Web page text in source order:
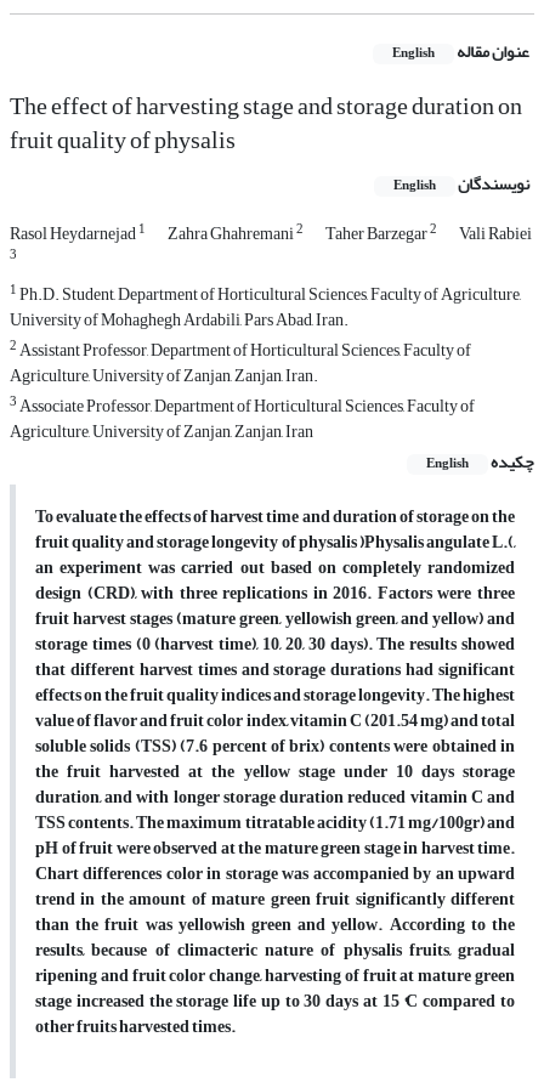
عنوان مقاله English
The effect of harvesting stage and storage duration on
fruit quality of physalis
نویسندگان English
Rasol Heydarnejad1 Zahra Ghahremani2 Taher Barzegar2 Vali Rabiei
3
1Ph.D. Student, Department of Horticultural Sciences, Faculty of Agriculture,
University of Mohaghegh Ardabili, Pars Abad, Iran.
2Assistant Professor, Department of Horticultural Sciences, Faculty of
Agriculture, University of Zanjan, Zanjan, Iran.
3Associate Professor, Department of Horticultural Sciences, Faculty of
Agriculture, University of Zanjan, Zanjan, Iran
چکیده
English
To evaluate the effects of harvest time and duration of storage on the
fruit quality and storage longevity of physalis )Physalis angulate L.(,
an experiment was carried out based on completely randomized
design (CRD), with three replications in 2016. Factors were three
fruit harvest stages (mature green, yellowish green, and yellow) and
storage times (0 (harvest time), 10, 20, 30 days). The results showed
that different harvest times and storage durations had significant
effects on the fruit quality indices and storage longevity. The highest
value of flavor and fruit color index, vitamin C (201.54 mg) and total
soluble solids (TSS) (7.6 percent of brix) contents were obtained in
the fruit harvested at the yellow stage under 10 days storage
duration, and with longer storage duration reduced vitamin C and
TSS contents. The maximum titratable acidity (1.71 mg/100gr) and
pH of fruit were observed at the mature green stage in harvest time.
Chart differences color in storage was accompanied by an upward
trend in the amount of mature green fruit significantly different
than the fruit was yellowish green and yellow. According to the
results, because of climacteric nature of physalis fruits, gradual
ripening and fruit color change, harvesting of fruit at mature green
stage increased the storage life up to 30 days at 15 °C compared to
other fruits harvested times.